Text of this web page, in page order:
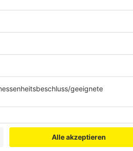
ganz neu. Auch in den USA habe
Regionen die Nutzung von
zu machen, erzählt
aus Recyclingwasser.
eine Kleinbrauerei in Südböhmen,
Kläranlage gebraut hat.
zur Reinigung des Wassers ist